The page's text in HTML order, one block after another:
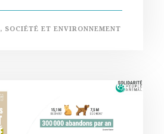
, SOCIÉTÉ ET ENVIRONNEMENT